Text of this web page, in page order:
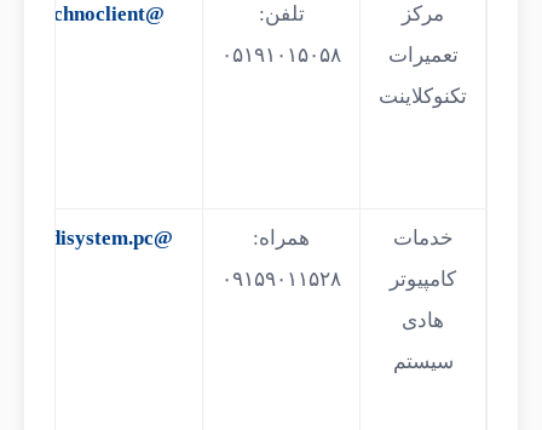
مرکز
تعمیرات
تکنوکلاینت
تلفن:
۰۵۱۹۱۰۱۵۰۵۸
@technoclient
خدمات
کامپیوتر
هادی
سیستم
همراه:
۰۹۱۵۹۰۱۱۵۲۸
@hadisystem.pc